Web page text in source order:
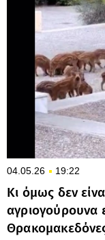
04.05.26 19:22
Κι όμως δεν
αγριογούρουνα